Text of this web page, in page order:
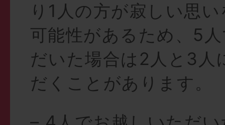
り1人の方が寂しい思
可能性があるため、5
だいた場合は2人と3人
だくことがあります。